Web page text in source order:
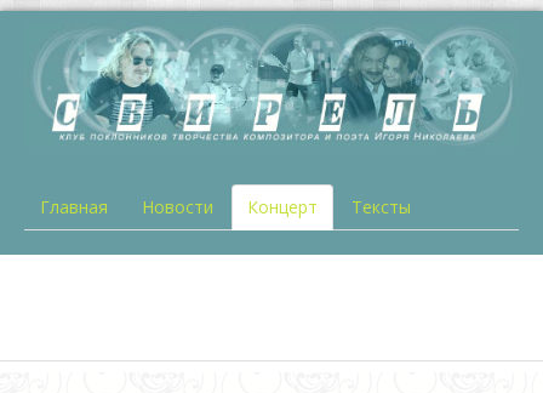
Главная Новости Концерт Тексты